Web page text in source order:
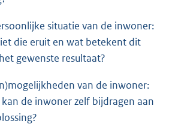
situatie van de inwoner:
die eruit en wat betekent dit
gewenste resultaat?
van de inwoner:
de inwoner zelf bijdragen aan